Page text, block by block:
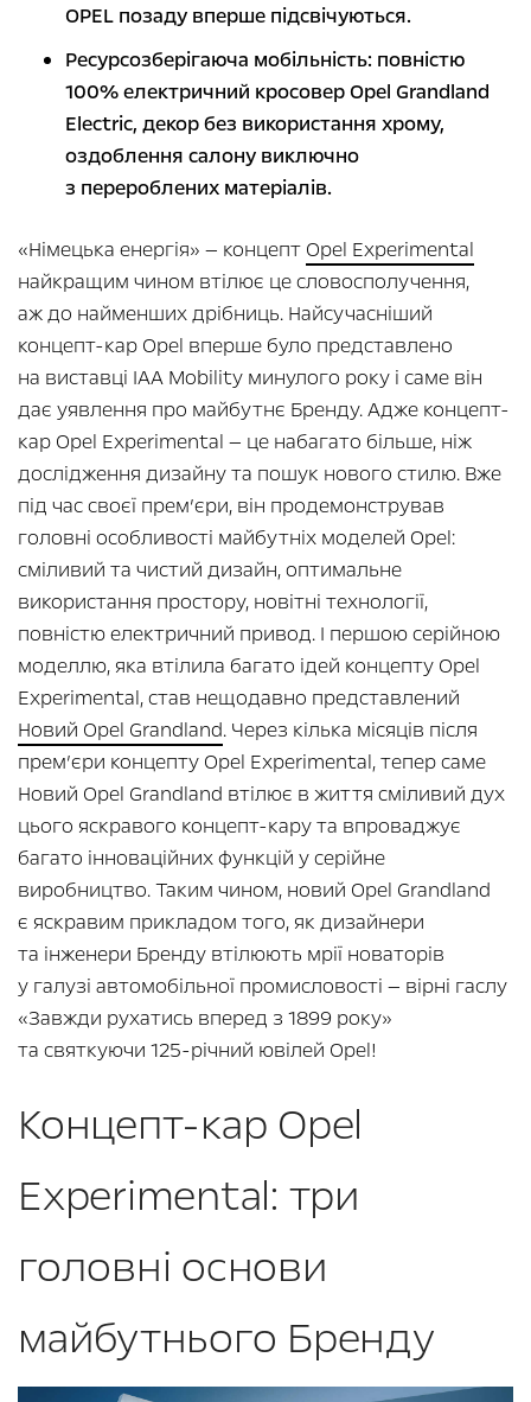
OPEL позаду вперше підсвічуються.
Ресурсозберігаюча мобільність: повністю
100% електричний кросовер Opel Grandland
Electric, декор без використання хрому,
оздоблення салону виключно
з перероблених матеріалів.
«Німецька енергія» — концепт Opel Experimental
найкращим чином втілює це словосполучення,
аж до найменших дрібниць. Найсучасніший
концепт-кар Opel вперше було представлено
на виставці IAA Mobility минулого року і саме він
дає уявлення про майбутнє Бренду. Адже концепт-
кар Opel Experimental — це набагато більше, ніж
дослідження дизайну та пошук нового стилю. Вже
під час своєї прем’єри, він продемонстрував
головні особливості майбутніх моделей Opel:
сміливий та чистий дизайн, оптимальне
використання простору, новітні технології,
повністю електричний привод. І першою серійною
моделлю, яка втілила багато ідей концепту Opel
Experimental, став нещодавно представлений
Новий Opel Grandland. Через кілька місяців після
прем’єри концепту Opel Experimental, тепер саме
Новий Opel Grandland втілює в життя сміливий дух
цього яскравого концепт-кару та впроваджує
багато інноваційних функцій у серійне
виробництво. Таким чином, новий Opel Grandland
є яскравим прикладом того, як дизайнери
та інженери Бренду втілюють мрії новаторів
у галузі автомобільної промисловості — вірні гаслу
«Завжди рухатись вперед з 1899 року»
та святкуючи 125-річний ювілей Opel!
Концепт-кар Opel
Experimental: три
головні основи
майбутнього Бренду